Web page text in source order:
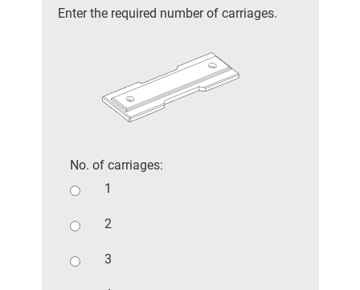
Enter the required number of carriages.
No. of carriages:
1
2
3